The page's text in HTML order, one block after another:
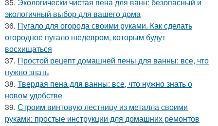
экологичный выбор для вашего дома
36. Пугало для огорода своими руками. Как сделать
огородное пугало шедевром, которым будут
восхищаться
37. Простой рецепт домашней пены для ванны: все, что
нужно знать
38. Твердая пена для ванны: все, что нужно знать о
новом удобстве
39. Строим винтовую лестницу из металла своими
руками: простые инструкции для домашних ремонтов